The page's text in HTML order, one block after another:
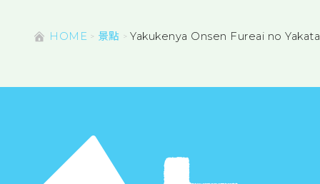
HOME 景點 Yakukenya Onsen Fureai no Yakata